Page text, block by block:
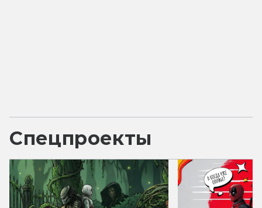
Спецпроекты